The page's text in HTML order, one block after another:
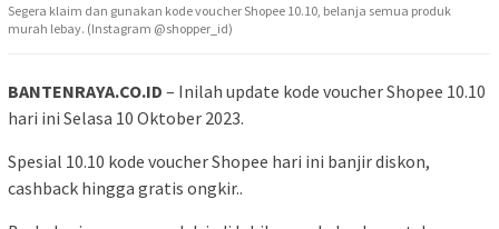
Segera klaim dan gunakan kode voucher Shopee 10.10, belanja semua produk
murah lebay. (Instagram @shopper_id)
BANTENRAYA.CO.ID – Inilah update kode voucher Shopee 10.10
hari ini Selasa 10 Oktober 2023.
Spesial 10.10 kode voucher Shopee hari ini banjir diskon,
cashback hingga gratis ongkir..